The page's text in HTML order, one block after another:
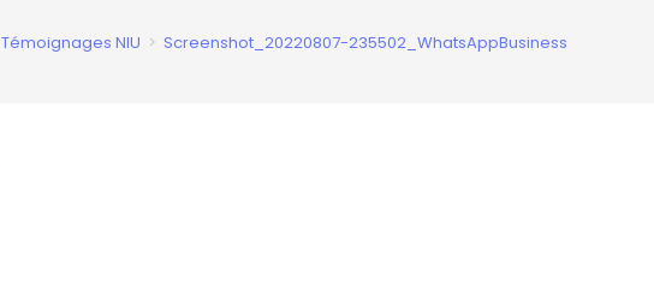
Témoignages NIU > Screenshot_20220807-235502_WhatsAppBusiness